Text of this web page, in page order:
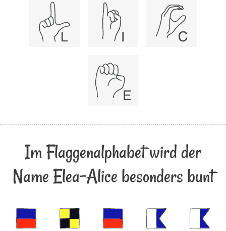
Im Flaggenalphabet wird der
Name Elea-Alice besonders bunt